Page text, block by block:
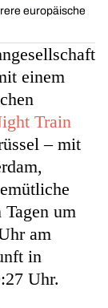
europäische
einem
Train
– mit
Tagen um
am
in
Uhr.